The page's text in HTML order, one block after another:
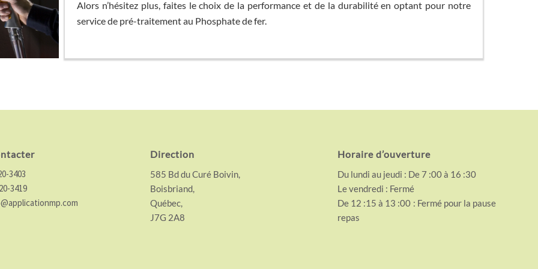
Alors n’hésitez plus, faites le choix de la performance et de la durabilité en optant pour notre
service de pré-traitement au Phosphate de fer.
3403
3419
Direction
585 Bd du Curé Boivin,
Boisbriand,
Québec,
J7G 2A8
Horaire d’ouverture
Du lundi au jeudi : De 7 :00 à 16 :30
Le vendredi : Fermé
De 12 :15 à 13 :00 : Fermé pour la pause
repas